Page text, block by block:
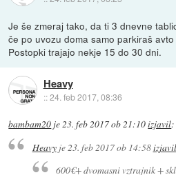
Je še zmeraj tako, da ti 3 dnevne
če po uvozu doma samo parkiraš
Postopki trajajo nekje 15 do 30 dni.
Heavy
::24. feb 2017, 08:36
bambam20 je23. feb 2017 ob 21:10izjavil:
Heavyje23. feb 2017 ob 14:58izjavil
600€+ dvomasni vztrajnik +